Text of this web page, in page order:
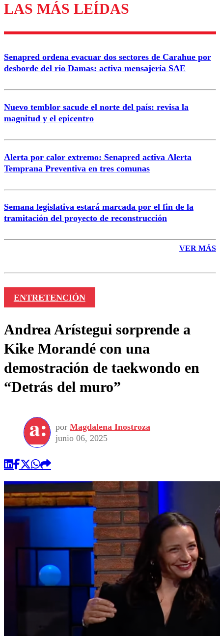
Los comentarios son moderados para garantizar un
diálogo respetuoso.
Correo
LAS MÁS LEÍDAS
Senapred ordena evacuar dos sectores de Carahue por
desborde del río Damas: activa mensajería SAE
Nuevo temblor sacude el norte del país: revisa la
magnitud y el epicentro
Alerta por calor extremo: Senapred activa Alerta
Temprana Preventiva en tres comunas
Semana legislativa estará marcada por el fin de la
tramitación del proyecto de reconstrucción
VER MÁS
ENTRETENCIÓN
Andrea Arístegui sorprende a
Kike Morandé con una
demostración de taekwondo en
“Detrás del muro”
por Magdalena Inostroza
junio 06, 2025